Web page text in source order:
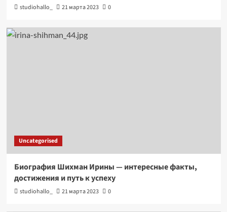
studiohallo_ 21 марта 2023 0
Uncategorised
Биография Шихман Ирины — интересные факты,
достижения и путь к успеху
studiohallo_ 21 марта 2023 0